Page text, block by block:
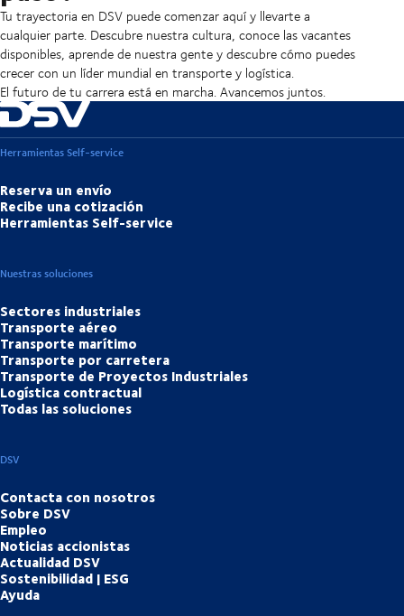
Tu trayectoria en DSV puede comenzar aquí y llevarte a
cualquier parte. Descubre nuestra cultura, conoce las vacantes
disponibles, aprende de nuestra gente y descubre cómo puedes
crecer con un líder mundial en transporte y logística.
El futuro de tu carrera está en marcha. Avancemos juntos.
Herramientas Self-service
Reserva un envío
Recibe una cotización
Herramientas Self-service
Nuestras soluciones
Sectores industriales
Transporte aéreo
Transporte marítimo
Transporte por carretera
Transporte de Proyectos Industriales
Logística contractual
Todas las soluciones
DSV
Contacta con nosotros
Sobre DSV
Empleo
Noticias accionistas
Actualidad DSV
Sostenibilidad | ESG
Ayuda